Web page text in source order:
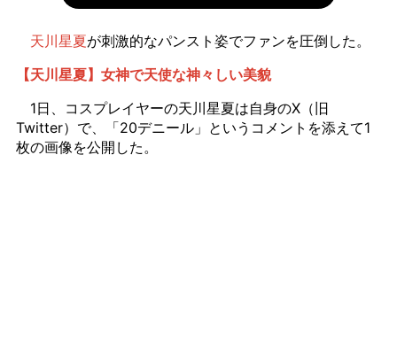
天川星夏が刺激的なパンスト姿でファンを圧倒した。
【天川星夏】女神で天使な神々しい美貌
1日、コスプレイヤーの天川星夏は自身のX（旧
Twitter）で、「20デニール」というコメントを添えて1
枚の画像を公開した。